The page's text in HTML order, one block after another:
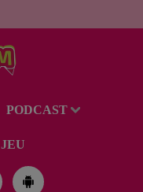
PODCAST
JEU